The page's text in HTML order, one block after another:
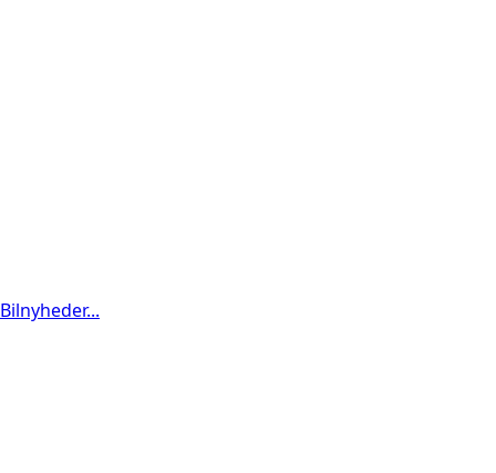
Bilnyheder...